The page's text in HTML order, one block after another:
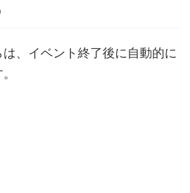
、イベント終了後に自動的に